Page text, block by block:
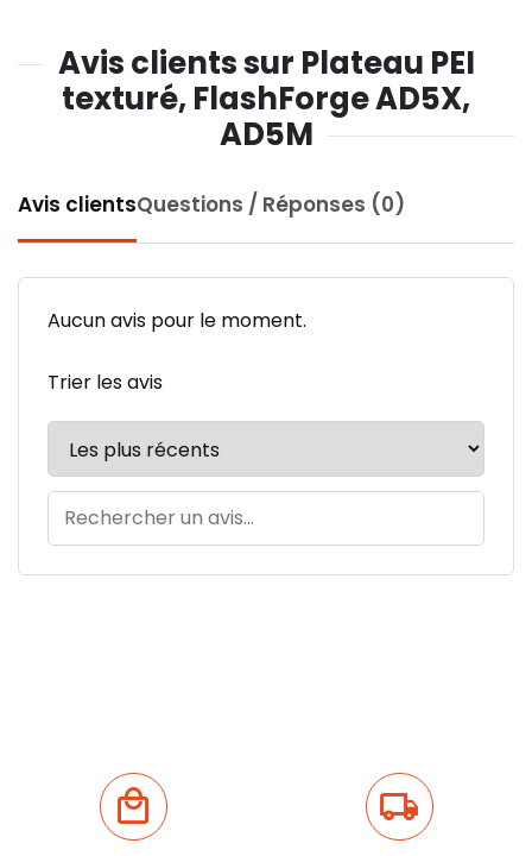
Avis clients sur Plateau PEI
texturé, FlashForge AD5X,
AD5M
Avis clientsQuestions / Réponses (0)
Aucun avis pour le moment.
Trier les avis